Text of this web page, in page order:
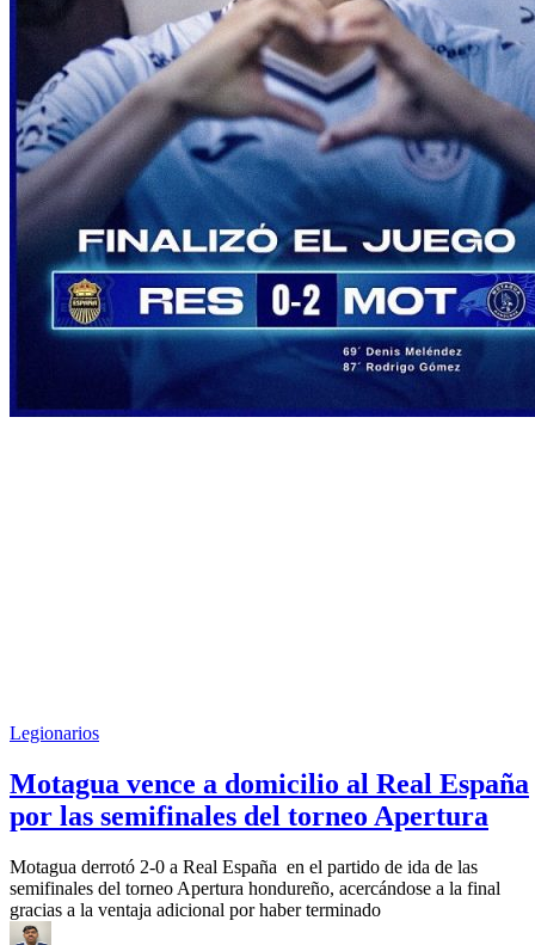
Legionarios
Motagua vence a domicilio al Real España
por las semifinales del torneo Apertura
Motagua derrotó 2-0 a Real España en el partido de ida de las
semifinales del torneo Apertura hondureño, acercándose a la final
gracias a la ventaja adicional por haber terminado